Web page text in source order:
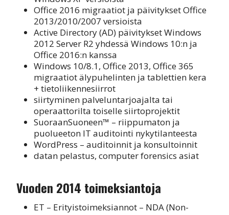
Office 2016 migraatiot ja päivitykset Office
2013/2010/2007 versioista
Active Directory (AD) päivitykset Windows
2012 Server R2 yhdessä Windows 10:n ja
Office 2016:n kanssa
Windows 10/8.1, Office 2013, Office 365
migraatiot älypuhelinten ja tablettien kera
+ tietoliikennesiirrot
siirtyminen palveluntarjoajalta tai
operaattorilta toiselle siirtoprojektit
SuoraanSuoneen™ – riippumaton ja
puolueeton IT auditointi nykytilanteesta
WordPress – auditoinnit ja konsultoinnit
datan pelastus, computer forensics asiat
Vuoden 2014 toimeksiantoja
ET – Erityistoimeksiannot – NDA (Non-